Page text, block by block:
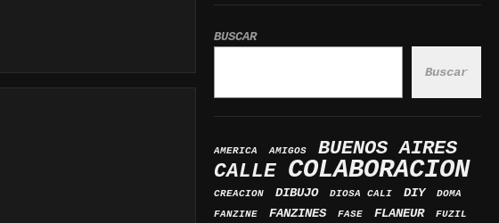
BUSCAR
Buscar
AMERICA AMIGOS
BUENOS AIRES
CALLE COLABORACION
CREACION DIBUJO DIOSA CALI DIY
DOMA
FANZINE
FANZINES FASE FLANEUR FUZIL